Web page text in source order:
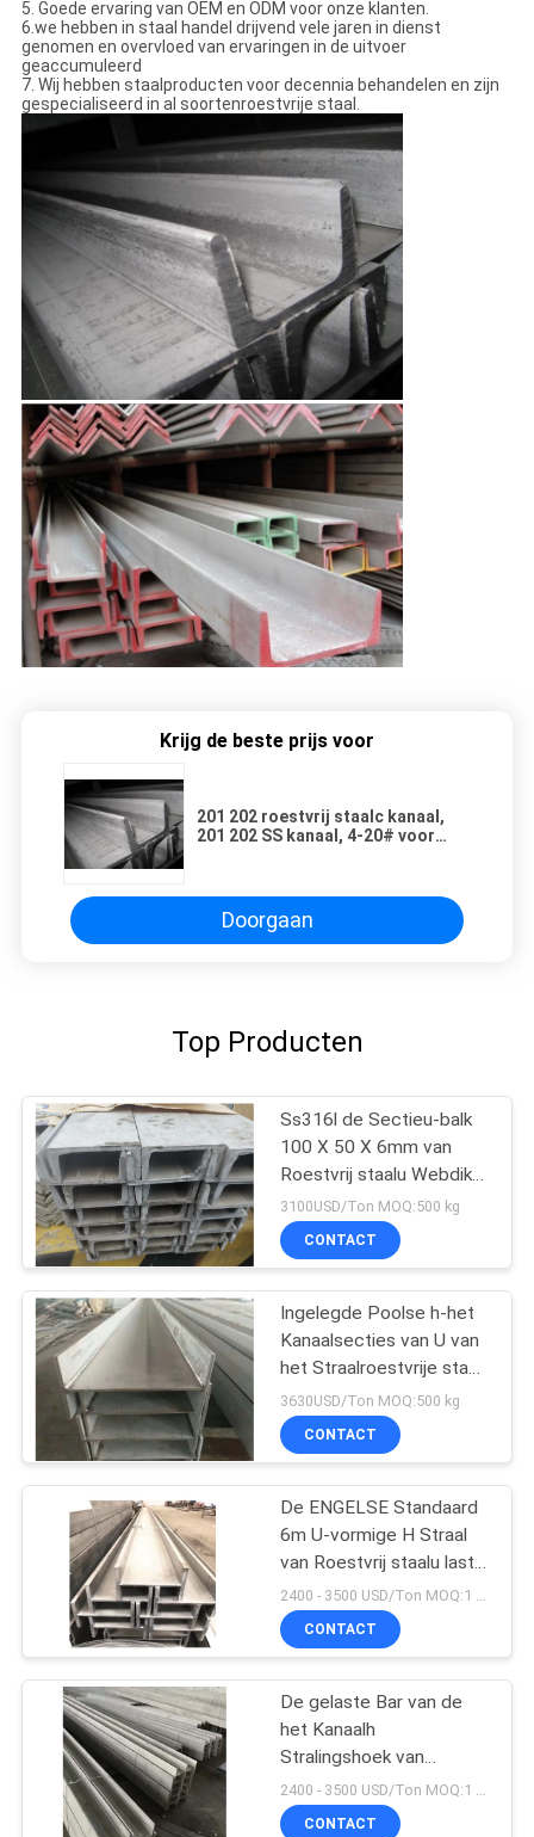
5. Goede ervaring van OEM en ODM voor onze klanten.
6.we hebben in staal handel drijvend vele jaren in dienst
genomen en overvloed van ervaringen in de uitvoer
geaccumuleerd
7. Wij hebben staalproducten voor decennia behandelen en zijn
gespecialiseerd in al soortenroestvrije staal.
Krijg de beste prijs voor
201 202 roestvrij staalc kanaal,
201 202 SS kanaal, 4-20# voor
Doorgaan
Top Producten
Ss316l de Sectieu-balk
100 X 50 X 6mm van
Roestvrij staalu Webdikte
X 6m
3100USD/Ton MOQ:500 kg
CONTACT
Ingelegde Poolse h-het
Kanaalsecties van U van
het Straalroestvrije staal
304 316 310s
3630USD/Ton MOQ:500 kg
CONTACT
De ENGELSE Standaard
6m U-vormige H Straal
van Roestvrij staalu laste
Opgepoetst
CONTACT
De gelaste Bar van de
het Kanaalh
Stralingshoek van
Roestvrij staalu voor
Structuur 316L
CONTACT